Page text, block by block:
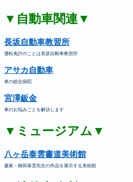
▼自動車関連▼
長坂自動車教習所
運転免許のことは長坂自動車教習所
アサカ自動車
車の総合病院
宮澤鈑金
車のお悩みごとを解決します
▼ミュージアム▼
八ヶ岳泰雲書道美術館
書家・柳田泰雲先生の作品を展示する美術館